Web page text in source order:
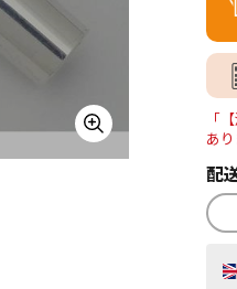
「
あり
配